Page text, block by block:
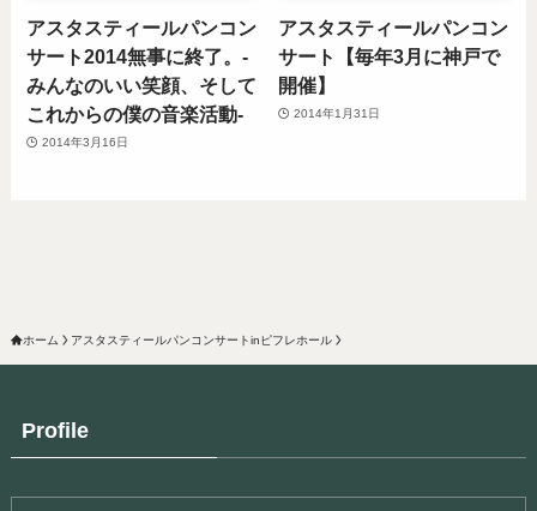
アスタスティールパンコン
サート2014無事に終了。-
みんなのいい笑顔、そして
これからの僕の音楽活動-
2014年3月16日
アスタスティールパンコン
サート【毎年3月に神戸で
開催】
2014年1月31日
ホーム アスタスティールパンコンサートinピフレホール
Profile